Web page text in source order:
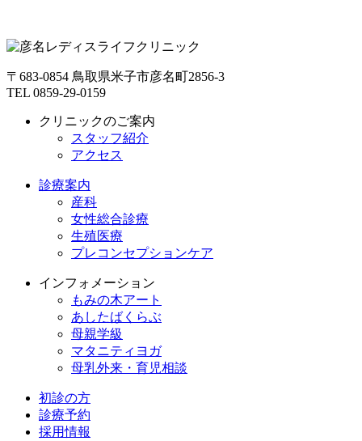
〒683-0854 鳥取県米子市彦名町2856-3
TEL 0859-29-0159
クリニックのご案内
スタッフ紹介
アクセス
診療案内
産科
女性総合診療
生殖医療
プレコンセプションケア
インフォメーション
もみの木アート
あしたばくらぶ
母親学級
マタニティヨガ
母乳外来・育児相談
初診の方
診療予約
採用情報